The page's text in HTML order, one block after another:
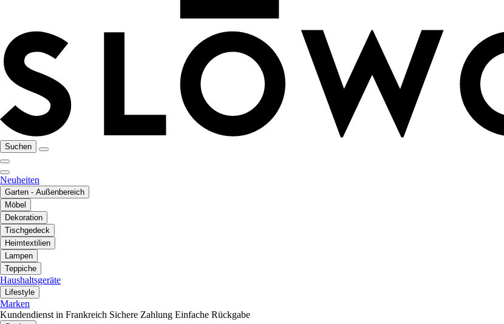
Suchen
Neuheiten
Garten - Außenbereich
Möbel
Dekoration
Tischgedeck
Heimtextilien
Lampen
Teppiche
Haushaltsgeräte
Lifestyle
Marken
Kundendienst in Frankreich Sichere Zahlung Einfache Rückgabe